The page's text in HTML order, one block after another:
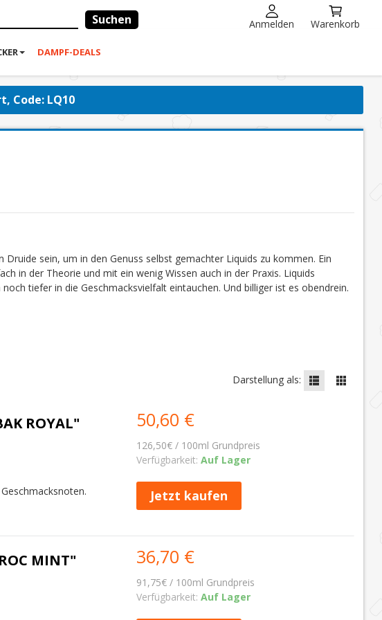
Suchen Anmelden Warenkorb
DAMPF-DEALS
Code: LQ10
sein, um in den Genuss selbst gemachter Liquids zu kommen. Ein
in der Theorie und mit ein wenig Wissen auch in der Praxis. Liquids
tiefer in die Geschmacksvielfalt eintauchen. Und billiger ist es obendrein.
Darstellung als:
ROYAL"
50,60 €
126,50€ / 100ml Grundpreis
Verfügbarkeit: Auf Lager
Jetzt kaufen
MINT"
36,70 €
91,75€ / 100ml Grundpreis
Verfügbarkeit: Auf Lager